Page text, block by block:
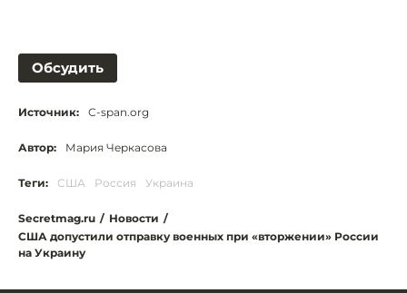
Обсудить
Источник: С-span.org
Автор: Мария Черкасова
Теги: США Россия Украина
Secretmag.ru / Новости /
США допустили отправку военных при «вторжении» России
на Украину